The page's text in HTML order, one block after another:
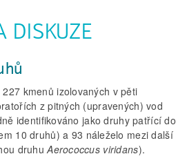
DISKUZE
kmenů izolovaných v pěti
z pitných (upravených) vod
identifikováno jako druhy patřící do
10 druhů) a 93 náleželo mezi další
druhuAerococcus viridans).